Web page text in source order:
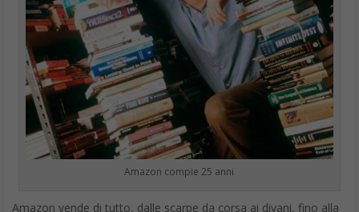
Amazon compie 25 anni
Amazon vende di tutto, dalle scarpe da corsa ai divani, fino alla